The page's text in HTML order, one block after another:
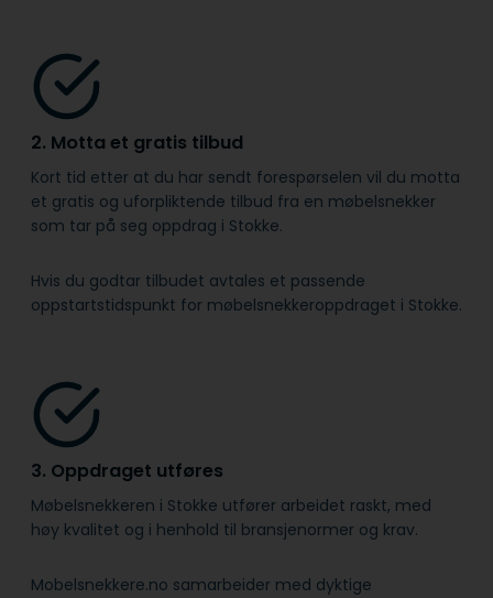
2. Motta et gratis tilbud
Kort tid etter at du har sendt forespørselen vil du motta
et gratis og uforpliktende tilbud fra en møbelsnekker
som tar på seg oppdrag i Stokke.
Hvis du godtar tilbudet avtales et passende
oppstartstidspunkt for møbelsnekkeroppdraget i Stokke.
3. Oppdraget utføres
Møbelsnekkeren i Stokke utfører arbeidet raskt, med
høy kvalitet og i henhold til bransje­normer og krav.
Mobelsnekkere.no samarbeider med dyktige